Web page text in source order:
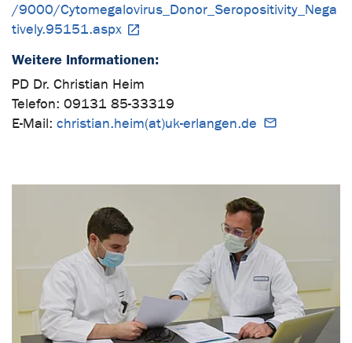
/9000/Cytomegalovirus_Donor_Seropositivity_Nega
tively.95151.aspx
Weitere Informationen:
PD Dr. Christian Heim
Telefon: 09131 85-33319
E-Mail: christian.heim(at)uk-erlangen.de